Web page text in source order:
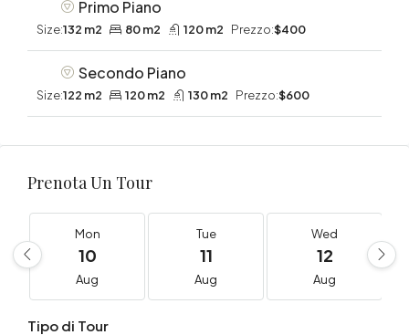
Primo Piano
Size:132 m2 80 m2 120 m2 Prezzo:$400
Secondo Piano
Size:122 m2 120 m2 130 m2 Prezzo:$600
Prenota Un Tour
Mon
10
Aug
Tue
11
Aug
Wed
12
Aug
Tipo di Tour